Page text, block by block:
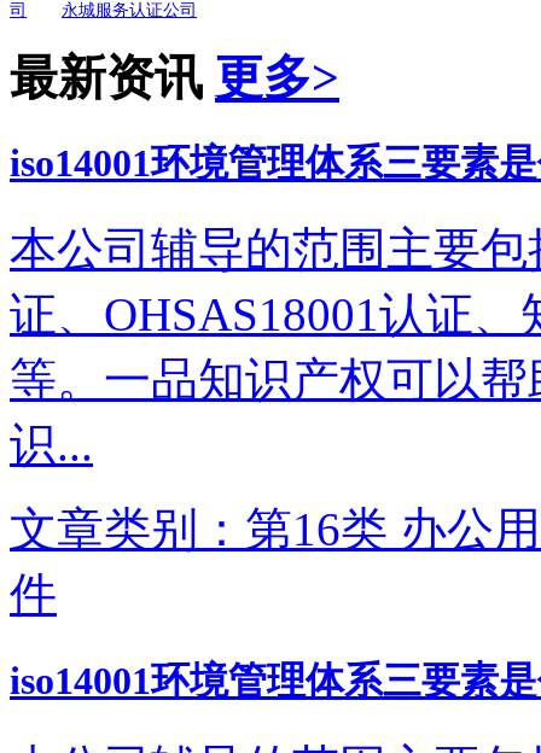
司
永城服务认证公司
最新资讯 更多>
iso14001环境管理体系三要素
本公司辅导的范围主要包
证、OHSAS18001认证
等。一品知识产权可以
识...
文章类别：第16类 办公
件
iso14001环境管理体系三要素